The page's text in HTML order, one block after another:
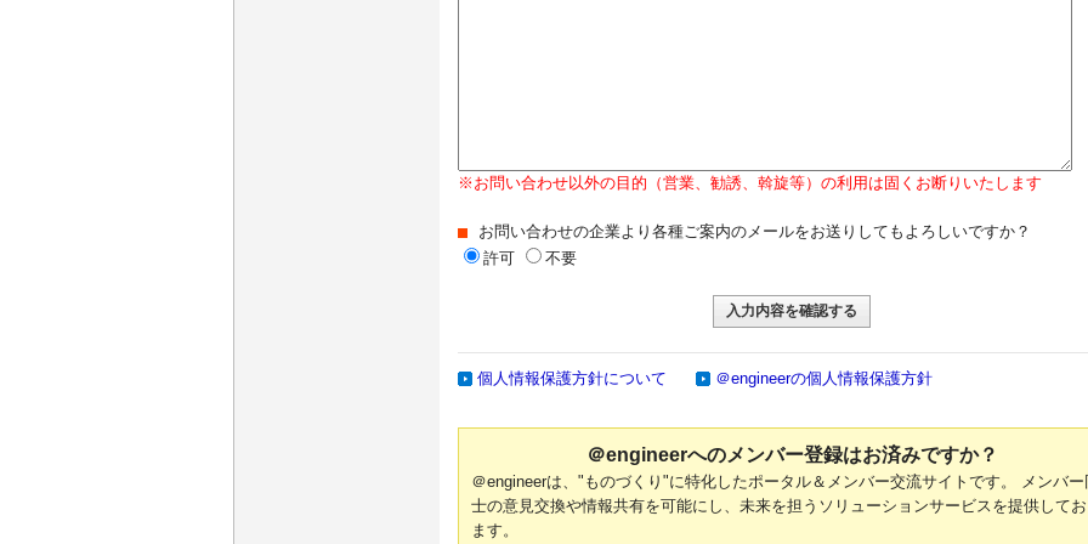
※お問い合わせ以外の目的（営業、勧誘、斡旋等）の利用は固くお断りいたします
お問い合わせの企業より各種ご案内のメールをお送りしてもよろしいですか？
許可
不要
個人情報保護方針について ＠engineerの個人情報保護方針
＠engineerへのメンバー登録はお済みですか？
＠engineerは、"ものづくり"に特化したポータル＆メンバー交流サイトです。 メンバー
士の意見交換や情報共有を可能にし、未来を担うソリューションサービスを提供して
ます。